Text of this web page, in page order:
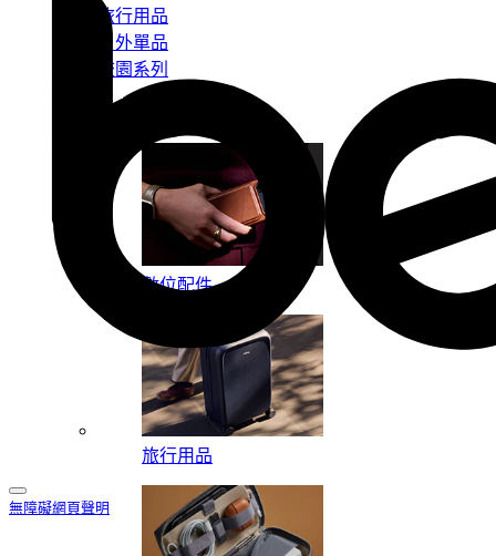
無障礙網頁聲明
旅行用品
戶外單品
校園系列
數位配件
旅行用品